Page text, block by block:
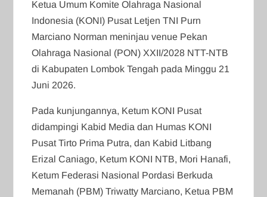
Ketua Umum Komite Olahraga Nasional
Indonesia (KONI) Pusat Letjen TNI Purn
Marciano Norman meninjau venue Pekan
Olahraga Nasional (PON) XXII/2028 NTT-NTB
di Kabupaten Lombok Tengah pada Minggu 21
Juni 2026.
Pada kunjungannya, Ketum KONI Pusat
didampingi Kabid Media dan Humas KONI
Pusat Tirto Prima Putra, dan Kabid Litbang
Erizal Caniago, Ketum KONI NTB, Mori Hanafi,
Ketum Federasi Nasional Pordasi Berkuda
Memanah (PBM) Triwatty Marciano, Ketua PBM